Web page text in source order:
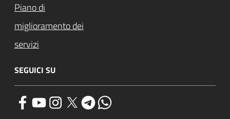
Piano di
miglioramento dei
servizi
SEGUICI SU